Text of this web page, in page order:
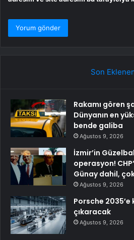
Son
Rakamı gören
Dünyanın en
bende galiba
Ağustos 9, 2026
İzmir’in
operasyon!
Günay dahil,
Ağustos 9, 2026
Porsche
çıkaracak
Ağustos 9, 2026